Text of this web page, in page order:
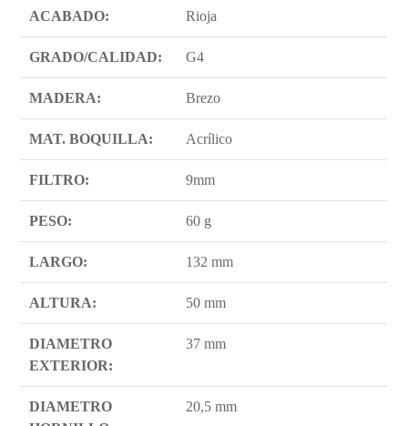
ACABADO: Rioja
GRADO/CALIDAD: G4
MADERA: Brezo
MAT. BOQUILLA: Acrílico
FILTRO: 9mm
PESO: 60 g
LARGO: 132 mm
ALTURA: 50 mm
DIAMETRO
EXTERIOR:
37 mm
DIAMETRO
20,5 mm